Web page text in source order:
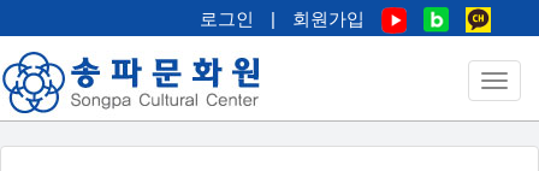
로그인 | 회원가입